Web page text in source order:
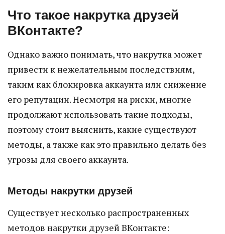
Что такое накрутка друзей
ВКонтакте?
Однако важно понимать, что накрутка может
привести к нежелательным последствиям,
таким как блокировка аккаунта или снижение
его репутации. Несмотря на риски, многие
продолжают использовать такие подходы,
поэтому стоит выяснить, какие существуют
методы, а также как это правильно делать без
угрозы для своего аккаунта.
Методы накрутки друзей
Существует несколько распространенных
методов накрутки друзей ВКонтакте: